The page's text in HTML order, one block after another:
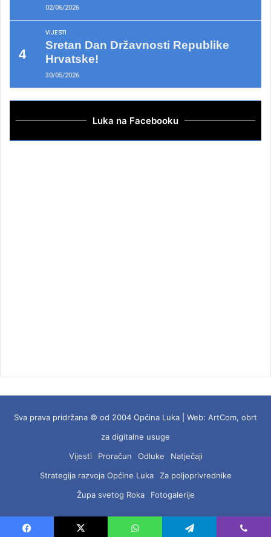
02/06/2026
VIJESTI
Sretan Dan Državnosti Republike
Hrvatske!
30/05/2026
Luka na Facebooku
Sva prava pridržana © od 2004 Općina Luka | Web: ArtCom, obrt
za digitalne usuge
Vijesti
Proračun Odluke
Natječaji
Strategija razvoja Općine Luka
Za poljoprivrednike
Župa svetog Roka
Fotogalerije